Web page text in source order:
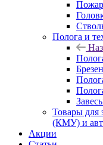
Полога и
Товары для
(КМУ) и
Акции